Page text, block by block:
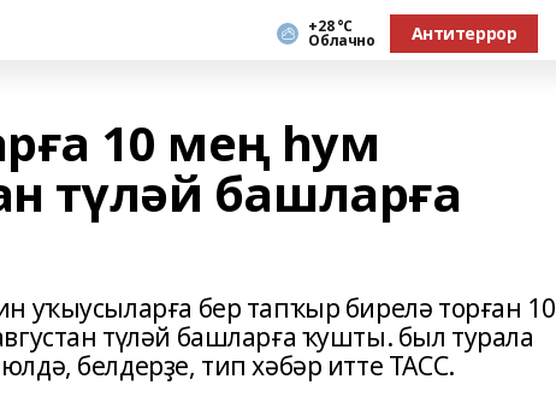
+28 °С
Облачно Антитеррор
10 мең һум
түләй башларға
уҡыусыларға бер тапҡыр бирелә торған 10
түләй башларға ҡушты. был турала
белдерҙе, тип хәбәр итте ТАСС.